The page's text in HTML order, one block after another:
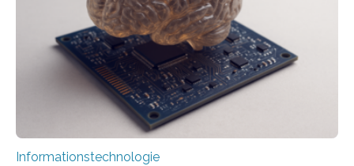
kosteneffiziente Methoden, um lebensechte Avatare zu
erstellen. „Besonders wichtig ist uns eine ganzheitliche
Animation, bei der Stimme, Körperbewegung, Gestik
und Mimik im Einklang sind…
Informationstechnologie